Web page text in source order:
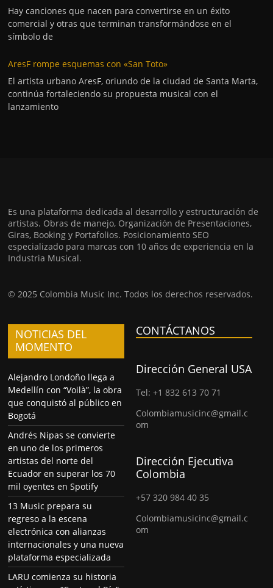
Hay canciones que nacen para convertirse en un éxito
comercial y otras que terminan transformándose en el
símbolo de
AresF rompe esquemas con «San Toto»
El artista urbano AresF, oriundo de la ciudad de Santa Marta,
continúa fortaleciendo su propuesta musical con el
lanzamiento
Es una plataforma dedicada al desarrollo y estructuración de
artistas. Obras de manejo, Organización de Presentaciones,
Giras, Booking y Portafolios. Posicionamiento SEO
especializado para marcas con 10 años de experiencia en la
Industria Musical.
© 2025 Colombia Music Inc. Todos los derechos reservados.
NOTICIAS DEL
MOMENTO
Alejandro Londoño llega a
Medellín con “Voilà”, la obra
que conquistó al público en
Bogotá
Andrés Nipas se convierte
en uno de los primeros
artistas del norte del
Ecuador en superar los 70
mil oyentes en Spotify
13 Music prepara su
regreso a la escena
electrónica con alianzas
internacionales y una nueva
plataforma especializada
LARU comienza su historia
CONTÁCTANOS
Dirección General USA
Tel: +1 832 613 70 71
Colombiamusicinc@gmail.c
om
Dirección Ejecutiva
Colombia
+57 320 984 40 35
Colombiamusicinc@gmail.c
om